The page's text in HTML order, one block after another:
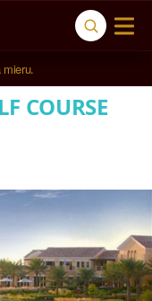
od 4.000 EUR.
COURSE